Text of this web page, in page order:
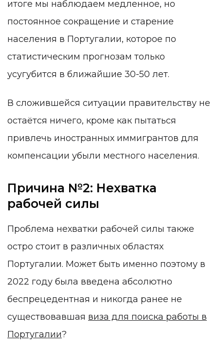
итоге мы наблюдаем медленное, но
постоянное сокращение и старение
населения в Португалии, которое по
статистическим прогнозам только
усугубится в ближайшие 30-50 лет.
В сложившейся ситуации правительству не
остаётся ничего, кроме как пытаться
привлечь иностранных иммигрантов для
компенсации убыли местного населения.
Причина №2: Нехватка
рабочей силы
Проблема нехватки рабочей силы также
остро стоит в различных областях
Португалии. Может быть именно поэтому в
2022 году была введена абсолютно
беспрецедентная и никогда ранее не
существовавшая виза для поиска работы в
Португалии?